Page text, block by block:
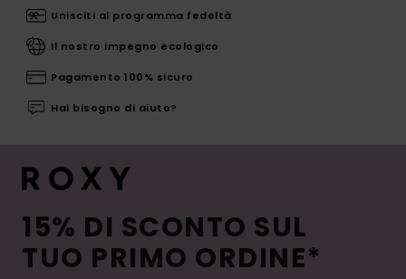
Unisciti al programma fedeltà
Il nostro impegno ecologico
Pagamento 100% sicuro
Hai bisogno di aiuto?
15% DI SCONTO SUL
TUO PRIMO ORDINE*